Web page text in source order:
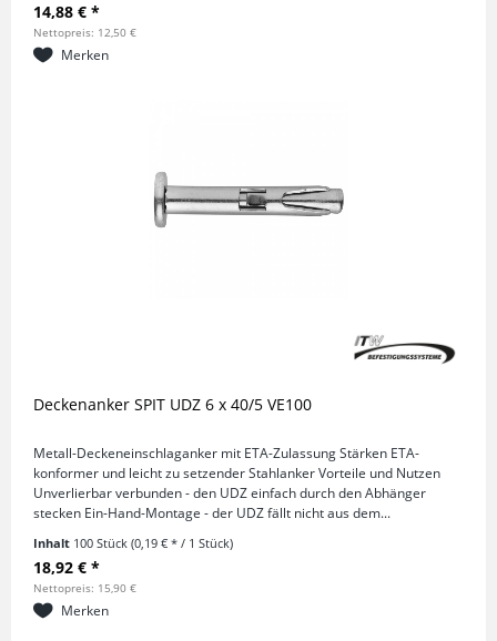
14,88 € *
Nettopreis: 12,50 €
Merken
Deckenanker SPIT UDZ 6 x 40/5 VE100
Metall-Deckeneinschlaganker mit ETA-Zulassung Stärken ETA-
konformer und leicht zu setzender Stahlanker Vorteile und Nutzen
Unverlierbar verbunden - den UDZ einfach durch den Abhänger
stecken Ein-Hand-Montage - der UDZ fällt nicht aus dem...
Inhalt 100 Stück(0,19 € * / 1 Stück)
18,92 € *
Nettopreis: 15,90 €
Merken